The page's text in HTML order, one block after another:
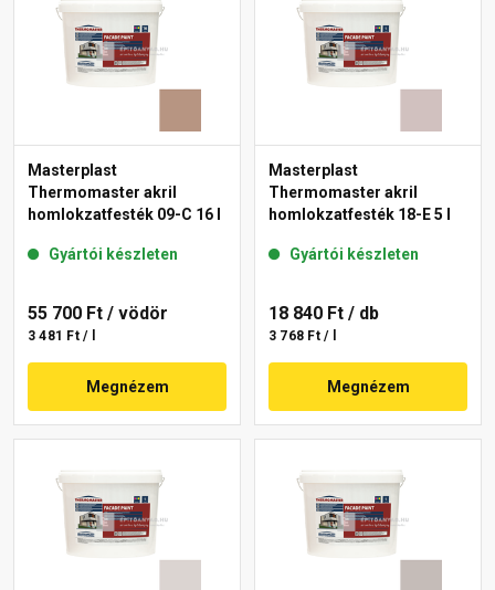
Masterplast
Thermomaster akril
homlokzatfesték 09-C 16 l
Gyártói készleten
55 700 Ft / vödör
3 481 Ft / l
Megnézem
Masterplast
Thermomaster akril
homlokzatfesték 18-E 5 l
Gyártói készleten
18 840 Ft / db
3 768 Ft / l
Megnézem